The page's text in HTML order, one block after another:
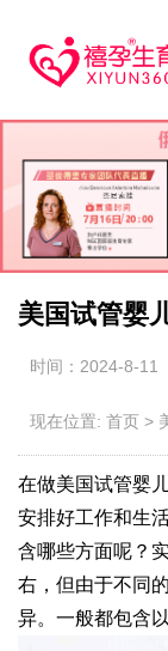
美国试管婴
时间：2024-8-11
现在位置: 首页 >
在做美国试管婴
安排好工作和生
含哪些方面呢？
右，但由于不同
异。一般都包含